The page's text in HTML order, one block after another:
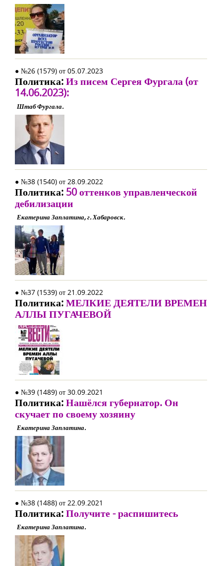
● №26 (1579) от 05.07.2023
Политика:Из писем Сергея Фургала (от
14.06.2023):
Штаб Фургала.
● №38 (1540) от 28.09.2022
Политика: 50 оттенков управленческой
дебилизации
Екатерина Заплатина, г. Хабаровск.
● №37 (1539) от 21.09.2022
Политика:МЕЛКИЕ ДЕЯТЕЛИ ВРЕМЕН
АЛЛЫ ПУГАЧЕВОЙ
● №39 (1489) от 30.09.2021
Политика:Нашёлся губернатор. Он
скучает по своему хозяину
Екатерина Заплатина.
● №38 (1488) от 22.09.2021
Политика:Получите - распишитесь
Екатерина Заплатина.